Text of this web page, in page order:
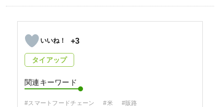
+3
タイアップ
関連キーワード
#スマートフードチェーン #米 #販路